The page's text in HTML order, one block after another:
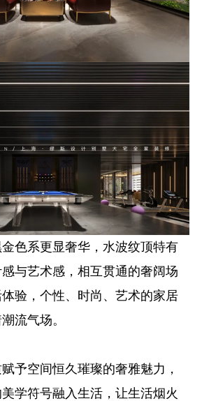
色系更显奢华，水波纹顶特有
与艺术感，相互贯通的奢阔场
验，个性、时尚、艺术的家居
流气场。
予空间恒久璀璨的奢雅魅力，
学符号融入生活，让生活烟火